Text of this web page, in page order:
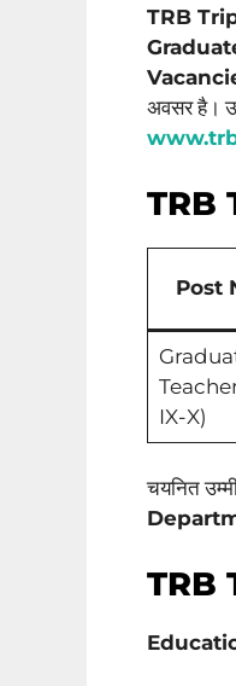
TRB
अवसर है।
TRB
Post
IX-X)
चयनित
TRB